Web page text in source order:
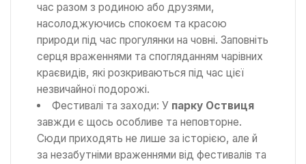
час разом з родиною або друзями,
насолоджуючись спокоєм та красою
природи під час прогулянки на човні. Заповніть
серця враженнями та спогляданням чарівних
краєвидів, які розкриваються під час цієї
незвичайної подорожі.
Фестивалі та заходи: У парку Оствиця
завжди є щось особливе та неповторне.
Сюди приходять не лише за історією, але й
за незабутніми враженнями від фестивалів та